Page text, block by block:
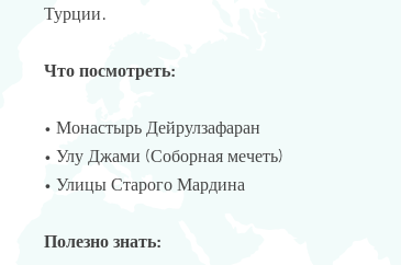
Турции.
Что посмотреть:
• Монастырь Дейрулзафаран
• Улу Джами (Соборная мечеть)
• Улицы Старого Мардина
Полезно знать: